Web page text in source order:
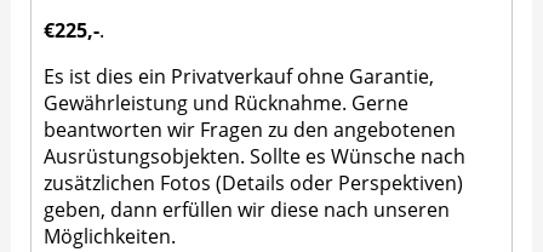
€225,-.
Es ist dies ein Privatverkauf ohne Garantie,
Gewährleistung und Rücknahme. Gerne
beantworten wir Fragen zu den angebotenen
Ausrüstungsobjekten. Sollte es Wünsche nach
zusätzlichen Fotos (Details oder Perspektiven)
geben, dann erfüllen wir diese nach unseren
Möglichkeiten.